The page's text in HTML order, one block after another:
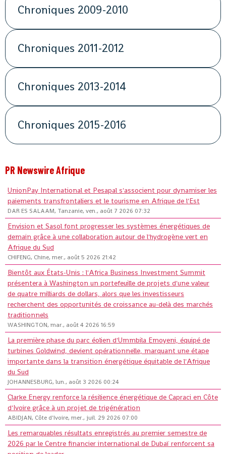
Chroniques 2009-2010
Chroniques 2011-2012
Chroniques 2013-2014
Chroniques 2015-2016
PR Newswire Afrique
UnionPay International et Pesapal s'associent pour dynamiser les
paiements transfrontaliers et le tourisme en Afrique de l'Est
DAR ES SALAAM, Tanzanie, ven., août 7 2026 07:32
Envision et Sasol font progresser les systèmes énergétiques de
demain grâce à une collaboration autour de l'hydrogène vert en
Afrique du Sud
CHIFENG, Chine, mer., août 5 2026 21:42
Bientôt aux États-Unis : l'Africa Business Investment Summit
présentera à Washington un portefeuille de projets d'une valeur
de quatre milliards de dollars, alors que les investisseurs
recherchent des opportunités de croissance au-delà des marchés
traditionnels
WASHINGTON, mar., août 4 2026 16:59
La première phase du parc éolien d'Ummbila Emoyeni, équipé de
turbines Goldwind, devient opérationnelle, marquant une étape
importante dans la transition énergétique équitable de l'Afrique
du Sud
JOHANNESBURG, lun., août 3 2026 00:24
Clarke Energy renforce la résilience énergétique de Capraci en Côte
d'Ivoire grâce à un projet de trigénération
ABIDJAN, Côte d'Ivoire, mer., juil. 29 2026 07:00
Les remarquables résultats enregistrés au premier semestre de
2026 par le Centre financier international de Dubaï renforcent sa